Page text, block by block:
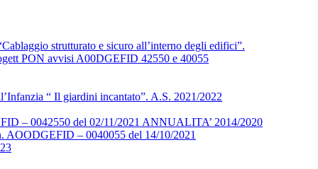
strutturato e sicuro all’interno degli edifici”.
PON avvisi A00DGEFID 42550 e 40055
“ Il giardini incantato”. A.S. 2021/2022
– 0042550 del 02/11/2021 ANNUALITA’ 2014/2020
– 0040055 del 14/10/2021